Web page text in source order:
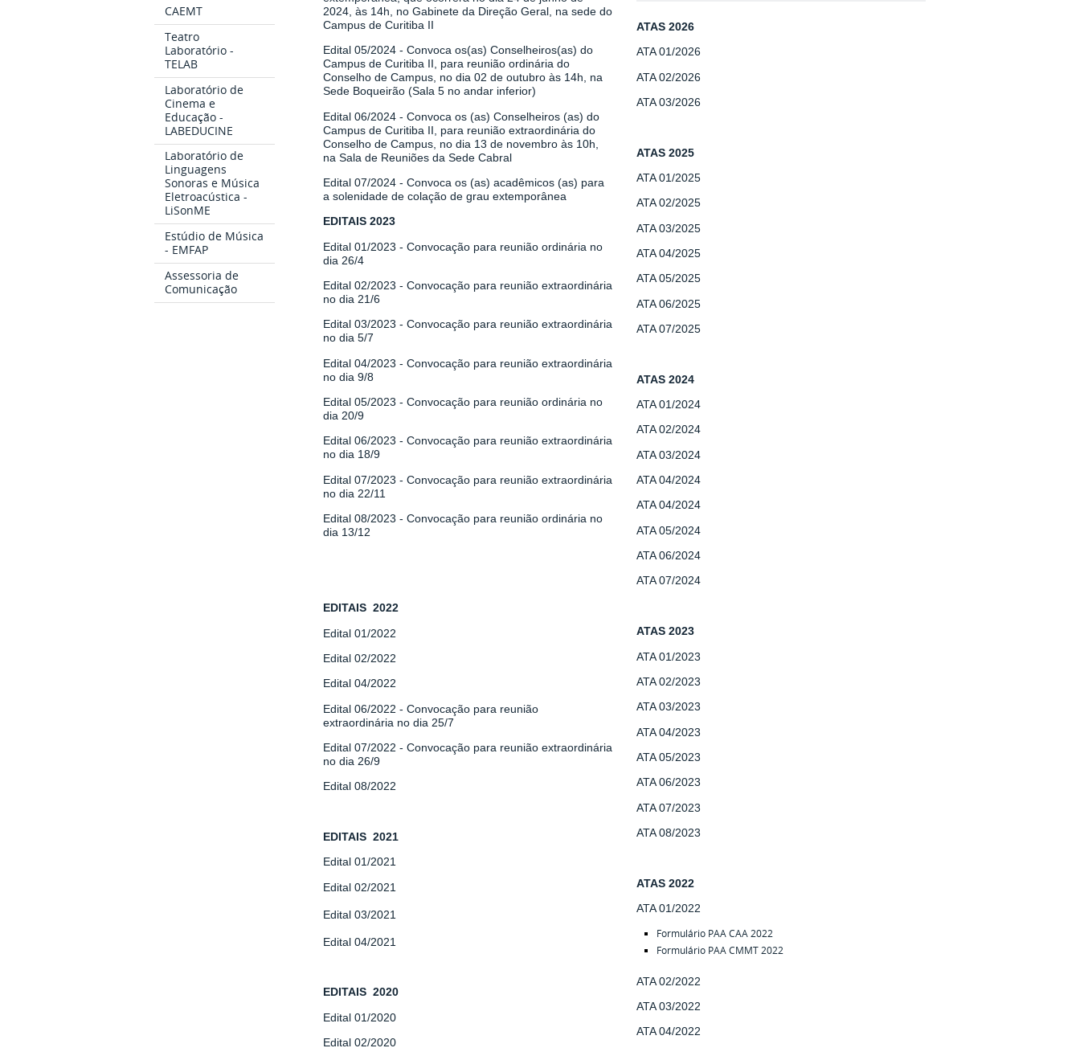
CAEMT
Teatro
Laboratório -
TELAB
Laboratório de
Cinema e
Educação -
LABEDUCINE
Laboratório de
Linguagens
Sonoras e Música
Eletroacústica -
LiSonME
Estúdio de Música
- EMFAP
Assessoria de
Comunicação
2024, às 14h, no Gabinete da Direção Geral, na sede do
Campus de Curitiba II
Edital 05/2024 - Convoca os(as) Conselheiros(as) do
Campus de Curitiba II, para reunião ordinária do
Conselho de Campus, no dia 02 de outubro às 14h, na
Sede Boqueirão (Sala 5 no andar inferior)
Edital 06/2024 - Convoca os (as) Conselheiros (as) do
Campus de Curitiba II, para reunião extraordinária do
Conselho de Campus, no dia 13 de novembro às 10h,
na Sala de Reuniões da Sede Cabral
Edital 07/2024 - Convoca os (as) acadêmicos (as) para
a solenidade de colação de grau extemporânea
EDITAIS 2023
Edital 01/2023 - Convocação para reunião ordinária no
dia 26/4
Edital 02/2023 - Convocação para reunião extraordinária
no dia 21/6
Edital 03/2023 - Convocação para reunião extraordinária
no dia 5/7
Edital 04/2023 - Convocação para reunião extraordinária
no dia 9/8
Edital 05/2023 - Convocação para reunião ordinária no
dia 20/9
Edital 06/2023 - Convocação para reunião extraordinária
no dia 18/9
Edital 07/2023 - Convocação para reunião extraordinária
no dia 22/11
Edital 08/2023 - Convocação para reunião ordinária no
dia 13/12
EDITAIS 2022
Edital 01/2022
Edital 02/2022
Edital 04/2022
Edital 06/2022 - Convocação para reunião
extraordinária no dia 25/7
Edital 07/2022 - Convocação para reunião extraordinária
no dia 26/9
Edital 08/2022
EDITAIS 2021
Edital 01/2021
Edital 02/2021
Edital 03/2021
Edital 04/2021
EDITAIS 2020
Edital 01/2020
Edital 02/2020
ATAS 2026
ATA 01/2026
ATA 02/2026
ATA 03/2026
ATAS 2025
ATA 01/2025
ATA 02/2025
ATA 03/2025
ATA 04/2025
ATA 05/2025
ATA 06/2025
ATA 07/2025
ATAS 2024
ATA 01/2024
ATA 02/2024
ATA 03/2024
ATA 04/2024
ATA 04/2024
ATA 05/2024
ATA 06/2024
ATA 07/2024
ATAS 2023
ATA 01/2023
ATA 02/2023
ATA 03/2023
ATA 04/2023
ATA 05/2023
ATA 06/2023
ATA 07/2023
ATA 08/2023
ATAS 2022
ATA 01/2022
Formulário PAA CAA 2022
Formulário PAA CMMT 2022
ATA 02/2022
ATA 03/2022
ATA 04/2022